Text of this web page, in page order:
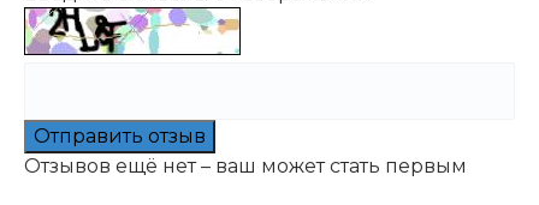
Отправить отзыв
Отзывов ещё нет – ваш может стать первым